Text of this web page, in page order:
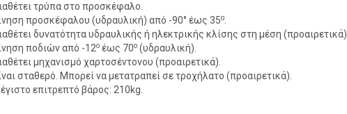
τρύπα στο προσκέφαλο.
προσκέφαλου (υδραυλική) από -90° έως 35ο.
δυνατότητα υδραυλικής ή ηλεκτρικής κλίσης στη μέση (προαιρετικά).
ποδιών από -12οέως 70ο (υδραυλική).
μηχανισμό χαρτοσέντονου (προαιρετικά).
σταθερό. Μπορεί να μετατραπεί σε τροχήλατο (προαιρετικά).
επιτρεπτό βάρος: 210kg.